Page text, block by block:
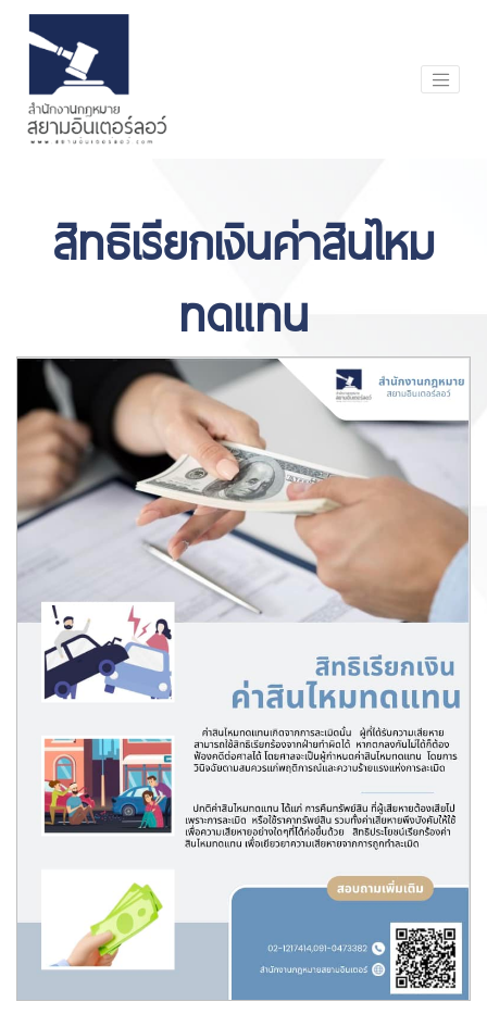
สิทธิเรียกเงินค่าสินไหม
ทดแทน